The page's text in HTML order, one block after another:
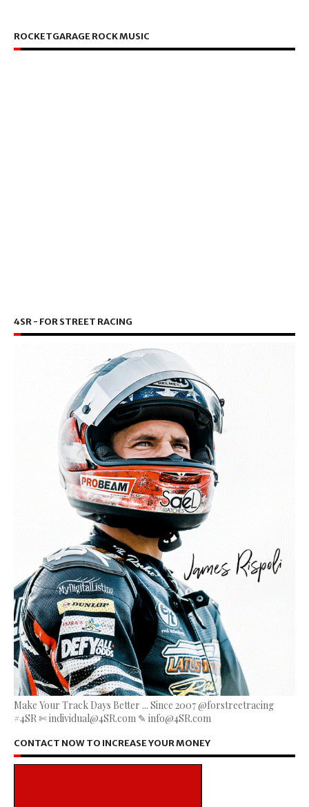
ROCKETGARAGE ROCK MUSIC
4SR - FOR STREET RACING
Make Your Track Days Better ... Since 2007 @forstreetracing
#4SR ✄ individual@4SR.com ✎ info@4SR.com
CONTACT NOW TO INCREASE YOUR MONEY